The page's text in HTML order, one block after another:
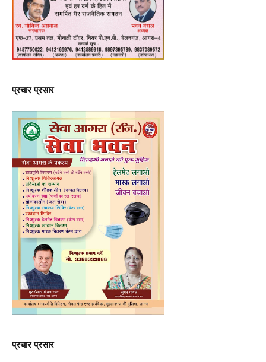
प्रचार प्रसार
प्रचार प्रसार